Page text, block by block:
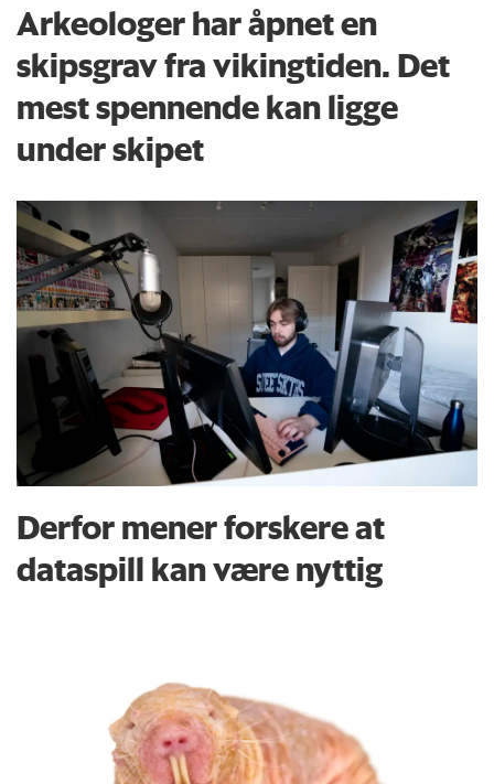
Arkeologer har åpnet en
skipsgrav fra vikingtiden. Det
mest spennende kan ligge
under skipet
Derfor mener forskere at
dataspill kan være nyttig